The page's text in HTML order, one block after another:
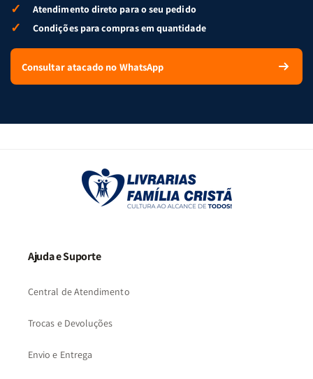
✓ Atendimento direto para o seu pedido
✓ Condições para compras em quantidade
Consultar atacado no WhatsApp
Ajuda e Suporte
Central de Atendimento
Trocas e Devoluções
Envio e Entrega